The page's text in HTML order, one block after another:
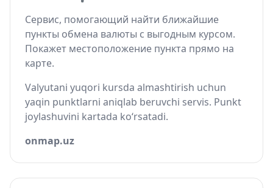
Сервис, помогающий найти ближайшие
пункты обмена валюты с выгодным курсом.
Покажет местоположение пункта прямо на
карте.
Valyutani yuqori kursda almashtirish uchun
yaqin punktlarni aniqlab beruvchi servis. Punkt
joylashuvini kartada ko‘rsatadi.
onmap.uz